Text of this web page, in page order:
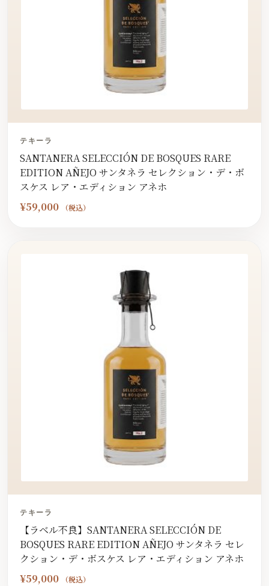
テキーラ
SANTANERA SELECCIÓN DE BOSQUES RARE
EDITION AÑEJO サンタネラ セレクション・デ・ボ
スケス レア・エディション アネホ
¥59,000 （税込）
テキーラ
【ラベル不良】SANTANERA SELECCIÓN DE
BOSQUES RARE EDITION AÑEJO サンタネラ セレ
クション・デ・ボスケス レア・エディション アネホ
¥59,000 （税込）